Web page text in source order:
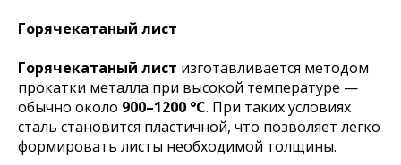
Горячекатаный лист
Горячекатаный лист изготавливается методом
прокатки металла при высокой температуре —
обычно около 900–1200 °C. При таких условиях
сталь становится пластичной, что позволяет легко
формировать листы необходимой толщины.